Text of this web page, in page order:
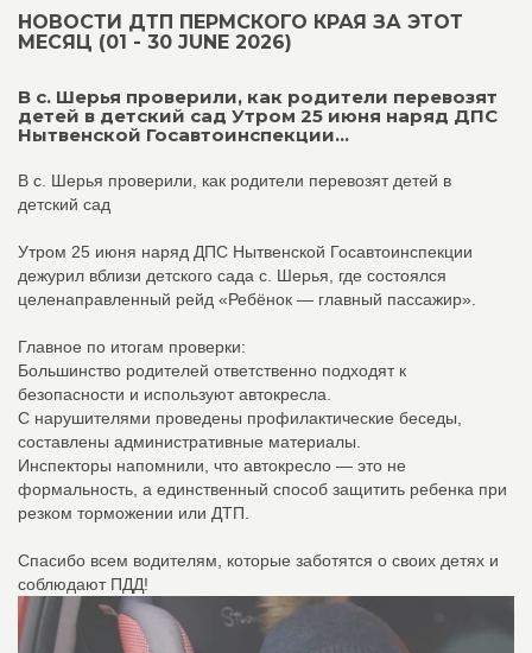
НОВОСТИ ДТП ПЕРМСКОГО КРАЯ ЗА ЭТОТ
МЕСЯЦ (01 - 30 JUNE 2026)
В с. Шерья проверили, как родители перевозят
детей в детский сад Утром 25 июня наряд ДПС
Нытвенской Госавтоинспекции...
В с. Шерья проверили, как родители перевозят детей в
детский сад
Утром 25 июня наряд ДПС Нытвенской Госавтоинспекции
дежурил вблизи детского сада с. Шерья, где состоялся
целенаправленный рейд «Ребёнок — главный пассажир».
Главное по итогам проверки:
Большинство родителей ответственно подходят к
безопасности и используют автокресла.
С нарушителями проведены профилактические беседы,
составлены административные материалы.
Инспекторы напомнили, что автокресло — это не
формальность, а единственный способ защитить ребенка при
резком торможении или ДТП.
Спасибо всем водителям, которые заботятся о своих детях и
соблюдают ПДД!